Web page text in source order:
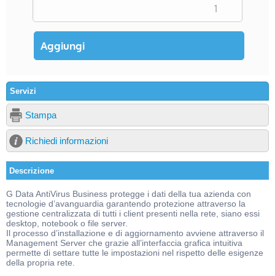
Servizi
Stampa
Richiedi informazioni
Descrizione
G Data AntiVirus Business protegge i dati della tua azienda con
tecnologie d’avanguardia garantendo protezione attraverso la
gestione centralizzata di tutti i client presenti nella rete, siano essi
desktop, notebook o file server.
Il processo d’installazione e di aggiornamento avviene attraverso il
Management Server che grazie all’interfaccia grafica intuitiva
permette di settare tutte le impostazioni nel rispetto delle esigenze
della propria rete.